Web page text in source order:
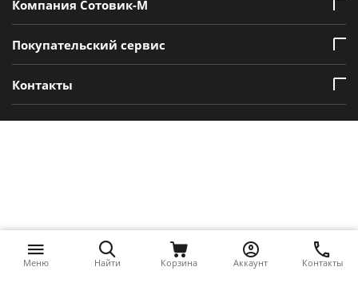
Компания Сотовик-М
Покупательский сервис
Контакты
Меню Найти Корзина Аккаунт Контакты